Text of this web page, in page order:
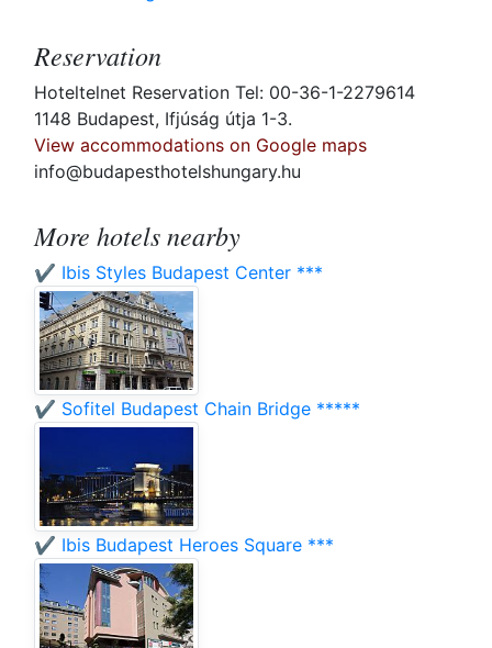
Reservation
Hoteltelnet Reservation Tel: 00-36-1-2279614
1148 Budapest, Ifjúság útja 1-3.
View accommodations on Google maps
info@budapesthotelshungary.hu
More hotels nearby
✔️ Ibis Styles Budapest Center ***
✔️ Sofitel Budapest Chain Bridge *****
✔️ Ibis Budapest Heroes Square ***